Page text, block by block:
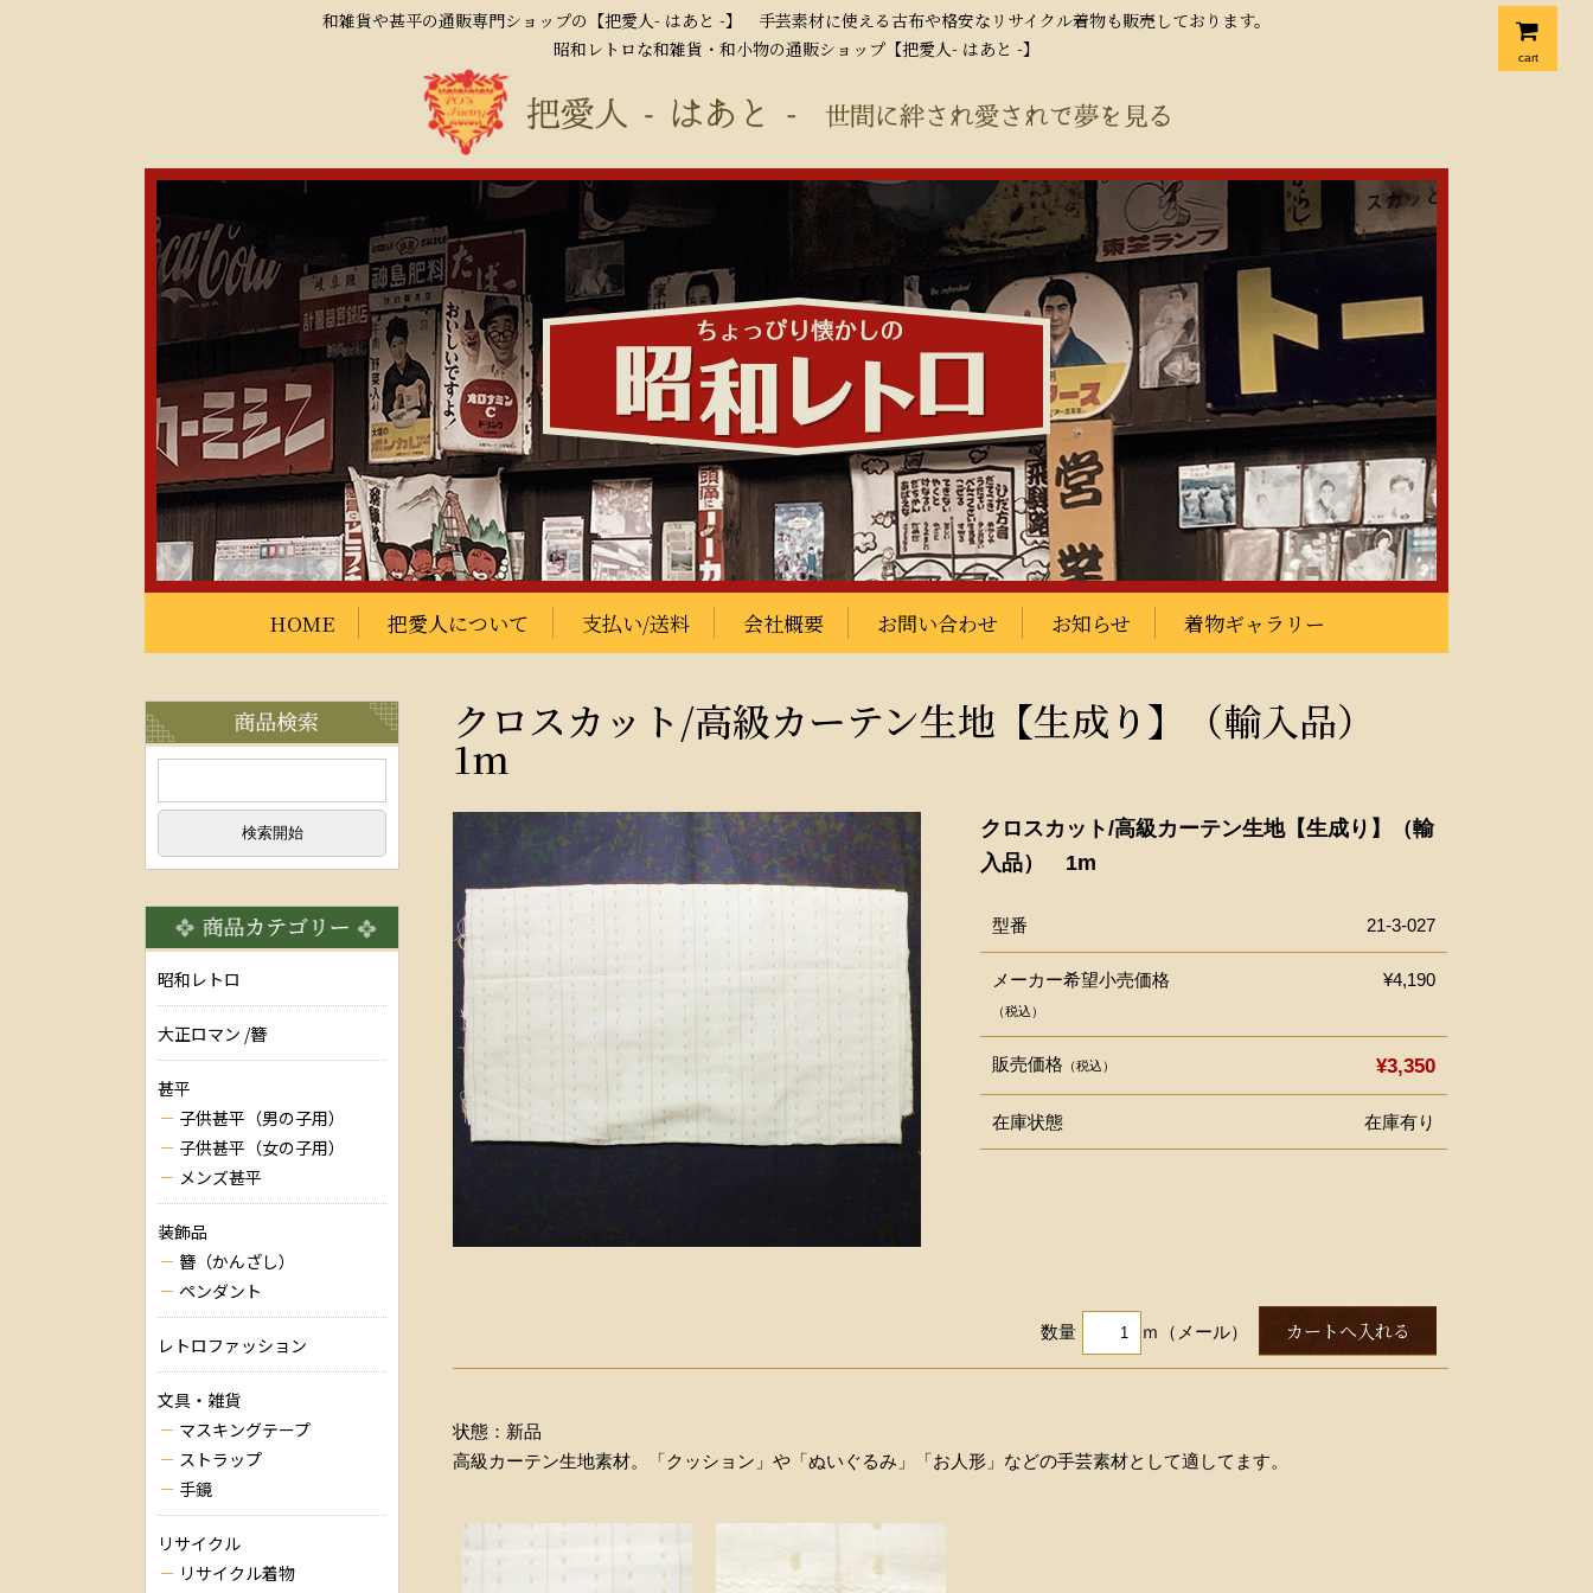
和雑貨や甚平の通販専門ショップの【把愛人- はあと -】 手芸素材に使える古布や格安なリサイクル着物も販売しております。
昭和レトロな和雑貨・和小物の通販ショップ【把愛人- はあと -】
cart
HOME 把愛人について 支払い/送料 会社概要 お問い合わせ お知らせ 着物ギャラリー
クロスカット/高級カーテン生地【生成り】（輸入品）
1m
クロスカット/高級カーテン生地【生成り】（輸
入品） 1m
型番 21-3-027
メーカー希望小売価格
（税込）
¥4,190
販売価格 （税込） ¥3,350
在庫状態 在庫有り
数量 ｍ（メール）
状態：新品
高級カーテン生地素材。「クッション」や「ぬいぐるみ」「お人形」などの手芸素材として適してます。
昭和レトロ
大正ロマン /簪
甚平
子供甚平（男の子用）
子供甚平（女の子用）
メンズ甚平
装飾品
簪（かんざし）
ペンダント
レトロファッション
文具・雑貨
マスキングテープ
ストラップ
手鏡
リサイクル
リサイクル着物